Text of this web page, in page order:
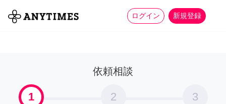
ログイン 新規登録
全て 家事 more_horiz
依頼相談
1 2 3